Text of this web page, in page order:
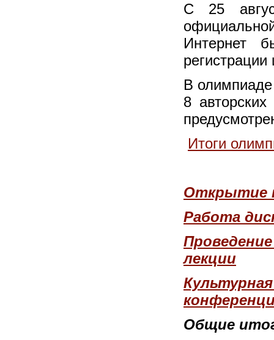
С 25
Интернет
В олимпиаде
8
Итоги
Открытие
Работа
лекции
Общие